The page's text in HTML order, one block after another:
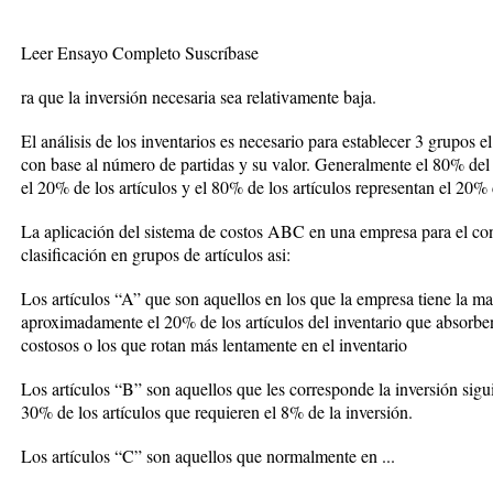
Leer Ensayo Completo Suscríbase
ra que la inversión necesaria sea relativamente baja.
El análisis de los inventarios es necesario para establecer 3 grupos
con base al número de partidas y su valor. Generalmente el 80%
el 20% de los artículos y el 80% de los artículos representan el
La aplicación del sistema de costos ABC en una empresa para el
clasificación en grupos de artículos asi:
Los artículos “A” que son aquellos en los que la empresa tiene la
aproximadamente el 20% de los artículos del inventario que
costosos o los que rotan más lentamente en el inventario
Los artículos “B” son aquellos que les corresponde la inversión
30% de los artículos que requieren el 8% de la inversión.
Los artículos “C” son aquellos que normalmente en ...